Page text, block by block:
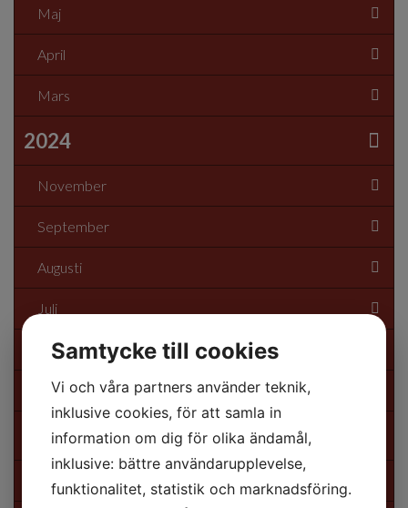
Maj
April
Mars
2024
November
September
Augusti
Juli
Juni
Mars
2023
November
Samtycke till cookies
Vi och våra partners använder teknik,
inklusive cookies, för att samla in
information om dig för olika ändamål,
inklusive: bättre användarupplevelse,
funktionalitet, statistik och marknadsföring.